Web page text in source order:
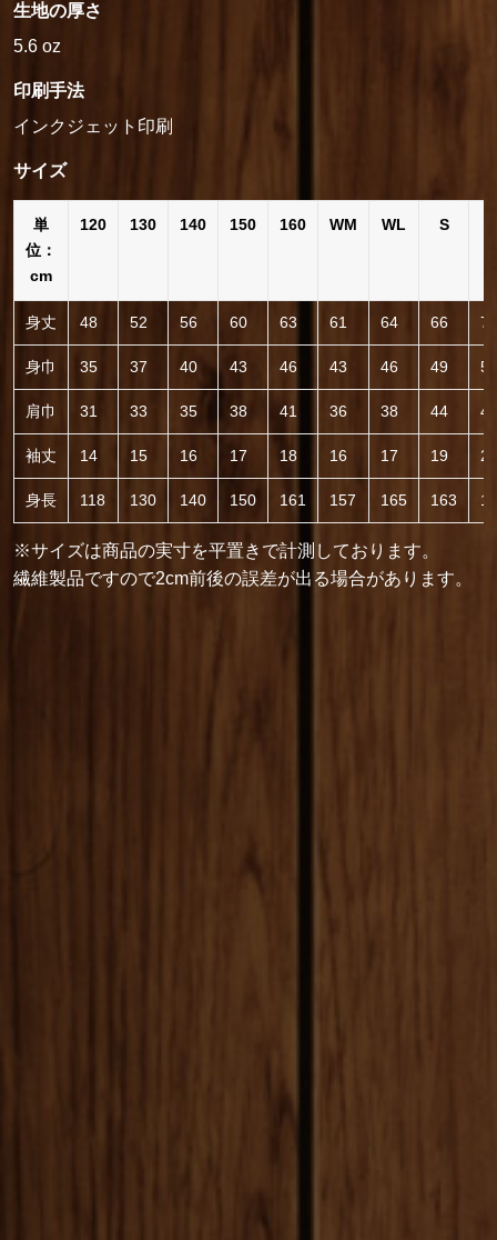
生地の厚さ
5.6 oz
印刷手法
インクジェット印刷
サイズ
単
位：
cm
120 130 140 150 160 WM WL S
身丈 48 52 56 60 63 61 64 66 70
身巾 35 37 40 43 46 43 46 49 52
肩巾 31 33 35 38 41 36 38 44 47
袖丈 14 15 16 17 18 16 17 19 20
身長 118 130 140 150 161 157 165 163
※サイズは商品の実寸を平置きで計測しております。
繊維製品ですので2cm前後の誤差が出る場合があります。